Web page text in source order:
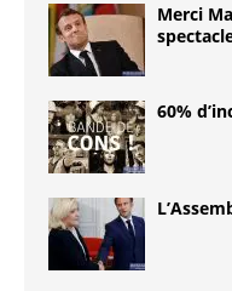
Merci
60%